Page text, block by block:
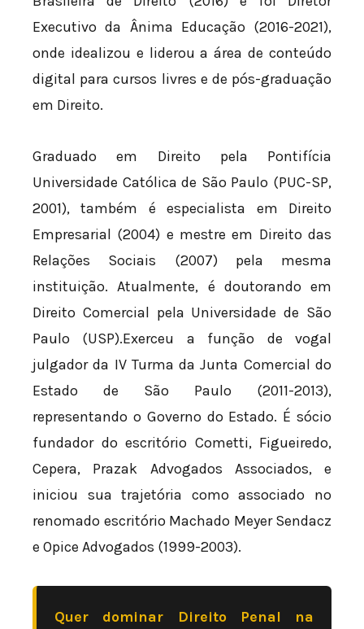
Executivo da Ânima Educação (2016-2021),
onde idealizou e liderou a área de conteúdo
digital para cursos livres e de pós-graduação
em Direito.
Graduado em Direito pela Pontifícia
Universidade Católica de São Paulo (PUC-SP,
2001), também é especialista em Direito
Empresarial (2004) e mestre em Direito das
Relações Sociais (2007) pela mesma
instituição. Atualmente, é doutorando em
Direito Comercial pela Universidade de São
Paulo (USP).Exerceu a função de vogal
julgador da IV Turma da Junta Comercial do
Estado de São Paulo (2011-2013),
representando o Governo do Estado. É sócio
fundador do escritório Cometti, Figueiredo,
Cepera, Prazak Advogados Associados, e
iniciou sua trajetória como associado no
renomado escritório Machado Meyer Sendacz
e Opice Advogados (1999-2003).
Quer dominar Direito Penal na